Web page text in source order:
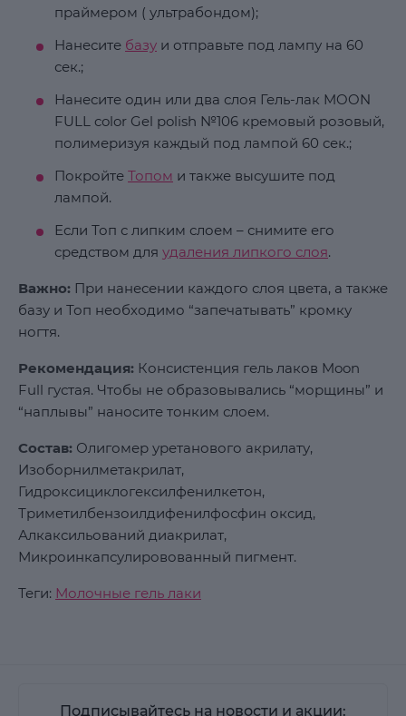
праймером ( ультрабондом);
Нанесите базу и отправьте под лампу на 60
сек.;
Нанесите один или два слоя Гель-лак MOON
FULL color Gel polish №106 кремовый розовый,
полимеризуя каждый под лампой 60 сек.;
Покройте Топом и также высушите под
лампой.
Если Топ с липким слоем – снимите его
средством для удаления липкого слоя.
Важно: При нанесении каждого слоя цвета, а также
базу и Топ необходимо “запечатывать” кромку
ногтя.
Рекомендация: Консистенция гель лаков Moon
Full густая. Чтобы не образовывались “морщины” и
“наплывы” наносите тонким слоем.
Состав: Олигомер уретанового акрилату,
Изоборнилметакрилат,
Гидроксициклогексилфенилкетон,
Триметилбензоилдифенилфосфин оксид,
Алкаксильований диакрилат,
Микроинкапсулировованный пигмент.
Теги: Молочные гель лаки
Подписывайтесь на новости и акции: